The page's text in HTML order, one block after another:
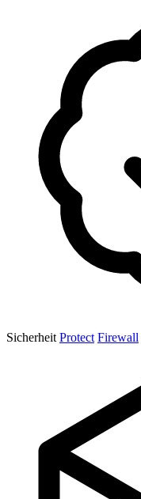
Sicherheit Protect Firewall